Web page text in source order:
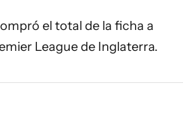
el total de la ficha a
League de Inglaterra.